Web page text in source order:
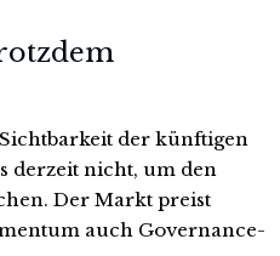
der künftigen
derzeit nicht, um den
Der Markt preist
auch Governance-